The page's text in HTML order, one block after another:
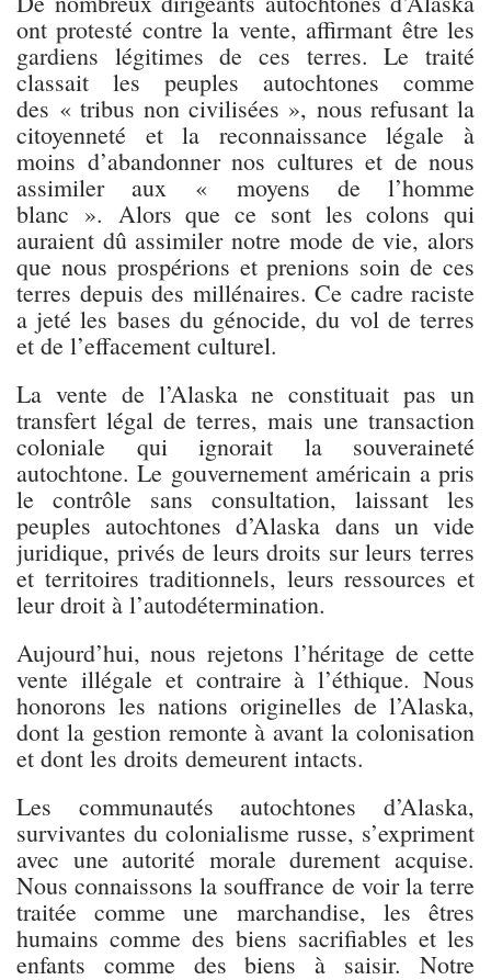
ont protesté contre la vente, affirmant être les
gardiens légitimes de ces terres. Le traité
classait les peuples autochtones comme
des « tribus non civilisées », nous refusant la
citoyenneté et la reconnaissance légale à
moins d’abandonner nos cultures et de nous
assimiler aux « moyens de l’homme
blanc ». Alors que ce sont les colons qui
auraient dû assimiler notre mode de vie, alors
que nous prospérions et prenions soin de ces
terres depuis des millénaires. Ce cadre raciste
a jeté les bases du génocide, du vol de terres
et de l’effacement culturel.
La vente de l’Alaska ne constituait pas un
transfert légal de terres, mais une transaction
coloniale qui ignorait la souveraineté
autochtone. Le gouvernement américain a pris
le contrôle sans consultation, laissant les
peuples autochtones d’Alaska dans un vide
juridique, privés de leurs droits sur leurs terres
et territoires traditionnels, leurs ressources et
leur droit à l’autodétermination.
Aujourd’hui, nous rejetons l’héritage de cette
vente illégale et contraire à l’éthique. Nous
honorons les nations originelles de l’Alaska,
dont la gestion remonte à avant la colonisation
et dont les droits demeurent intacts.
Les communautés autochtones d’Alaska,
survivantes du colonialisme russe, s’expriment
avec une autorité morale durement acquise.
Nous connaissons la souffrance de voir la terre
traitée comme une marchandise, les êtres
humains comme des biens sacrifiables et les
enfants comme des biens à saisir. Notre